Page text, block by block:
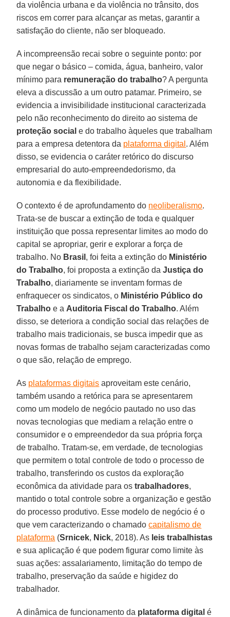
da violência urbana e da violência no trânsito, dos
riscos em correr para alcançar as metas, garantir a
satisfação do cliente, não ser bloqueado.
A incompreensão recai sobre o seguinte ponto: por
que negar o básico – comida, água, banheiro, valor
mínimo para remuneração do trabalho? A pergunta
eleva a discussão a um outro patamar. Primeiro, se
evidencia a invisibilidade institucional caracterizada
pelo não reconhecimento do direito ao sistema de
proteção social e do trabalho àqueles que trabalham
para a empresa detentora da plataforma digital . Além
disso, se evidencia o caráter retórico do discurso
empresarial do auto-empreendedorismo, da
autonomia e da flexibilidade.
O contexto é de aprofundamento do neoliberalismo.
Trata-se de buscar a extinção de toda e qualquer
instituição que possa representar limites ao modo do
capital se apropriar, gerir e explorar a força de
trabalho. No Brasil , foi feita a extinção do Ministério
do Trabalho, foi proposta a extinção daJustiça do
Trabalho, diariamente se inventam formas de
enfraquecer os sindicatos, o Ministério Público do
Trabalho e a Auditoria Fiscal do Trabalho. Além
disso, se deteriora a condição social das relações de
trabalho mais tradicionais, se busca impedir que as
novas formas de trabalho sejam caracterizadas como
o que são, relação de emprego.
As plataformas digitais aproveitam este cenário,
também usando a retórica para se apresentarem
como um modelo de negócio pautado no uso das
novas tecnologias que mediam a relação entre o
consumidor e o empreendedor da sua própria força
de trabalho. Tratam-se, em verdade, de tecnologias
que permitem o total controle de todo o processo de
trabalho, transferindo os custos da exploração
econômica da atividade para ostrabalhadores,
mantido o total controle sobre a organização e gestão
do processo produtivo. Esse modelo de negócio é o
que vem caracterizando o chamadocapitalismo de
plataforma (Srnicek, Nick, 2018). As leis trabalhistas
e sua aplicação é que podem figurar como limite às
suas ações: assalariamento, limitação do tempo de
trabalho, preservação da saúde e higidez do
trabalhador.
A dinâmica de funcionamento da plataforma digital é